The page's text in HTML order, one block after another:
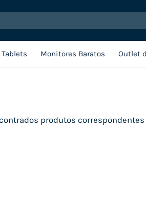
Tablets Monitores Baratos Outlet
produtos